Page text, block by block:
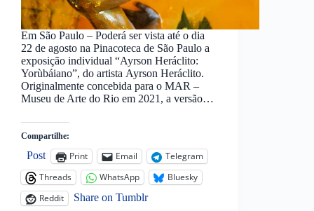
Em São Paulo – Poderá ser vista até o dia
22 de agosto na Pinacoteca de São Paulo a
exposição individual “Ayrson Heráclito:
Yorùbáiano”, do artista Ayrson Heráclito.
Originalmente concebida para o MAR –
Museu de Arte do Rio em 2021, a versão…
Compartilhe:
Post Print Email
Telegram
Threads
WhatsApp
Bluesky
Reddit
Share on Tumblr